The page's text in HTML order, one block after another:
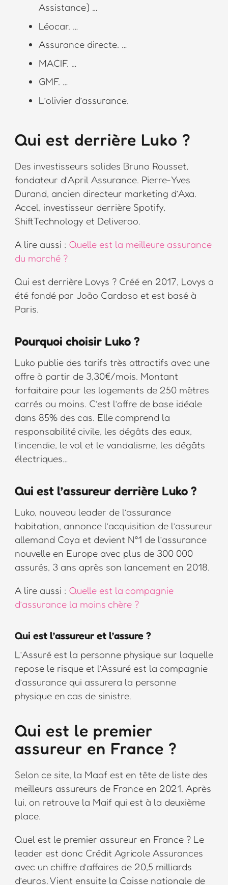
Assistance) …
Léocar. …
Assurance directe. …
MACIF. …
GMF. …
L’olivier d’assurance.
Qui est derrière Luko ?
Des investisseurs solides Bruno Rousset,
fondateur d’April Assurance. Pierre-Yves
Durand, ancien directeur marketing d’Axa.
Accel, investisseur derrière Spotify,
ShiftTechnology et Deliveroo.
A lire aussi : Quelle est la meilleure assurance
du marché ?
Qui est derrière Lovys ? Créé en 2017, Lovys a
été fondé par João Cardoso et est basé à
Paris.
Pourquoi choisir Luko ?
Luko publie des tarifs très attractifs avec une
offre à partir de 3,30€/mois. Montant
forfaitaire pour les logements de 250 mètres
carrés ou moins. C’est l’offre de base idéale
dans 85% des cas. Elle comprend la
responsabilité civile, les dégâts des eaux,
l’incendie, le vol et le vandalisme, les dégâts
électriques…
Qui est l’assureur derrière Luko ?
Luko, nouveau leader de l’assurance
habitation, annonce l’acquisition de l’assureur
allemand Coya et devient N°1 de l’assurance
nouvelle en Europe avec plus de 300 000
assurés, 3 ans après son lancement en 2018.
A lire aussi : Quelle est la compagnie
d’assurance la moins chère ?
Qui est l’assureur et l’assure ?
L’Assuré est la personne physique sur laquelle
repose le risque et l’Assuré est la compagnie
d’assurance qui assurera la personne
physique en cas de sinistre.
Qui est le premier
assureur en France ?
Selon ce site, la Maaf est en tête de liste des
meilleurs assureurs de France en 2021. Après
lui, on retrouve la Maif qui est à la deuxième
place.
Quel est le premier assureur en France ? Le
leader est donc Crédit Agricole Assurances
avec un chiffre d’affaires de 20,5 milliards
d’euros. Vient ensuite la Caisse nationale de